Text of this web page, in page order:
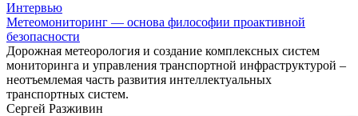
Интервью
Метеомониторинг — основа философии проактивной
безопасности
Дорожная метеорология и создание комплексных систем
мониторинга и управления транспортной инфраструктурой –
неотъемлемая часть развития интеллектуальных
транспортных систем.
Сергей Разживин